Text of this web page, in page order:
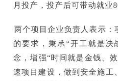
月投产，投产后可带动就业
个项目企业负责人表示：
的要求，秉承“开工就是决
念，增强“时间就是金钱、
速项目建设，做到安全施工